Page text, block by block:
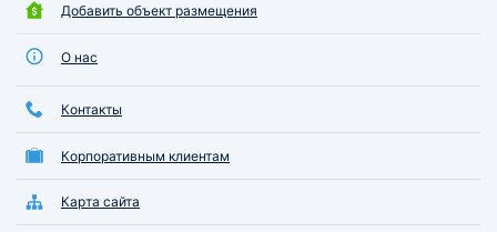
Добавить объект размещения
О нас
Контакты
Корпоративным клиентам
Карта сайта